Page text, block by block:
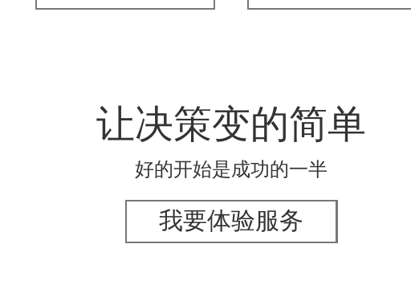
让决策变的简单
好的开始是成功的一半
我要体验服务